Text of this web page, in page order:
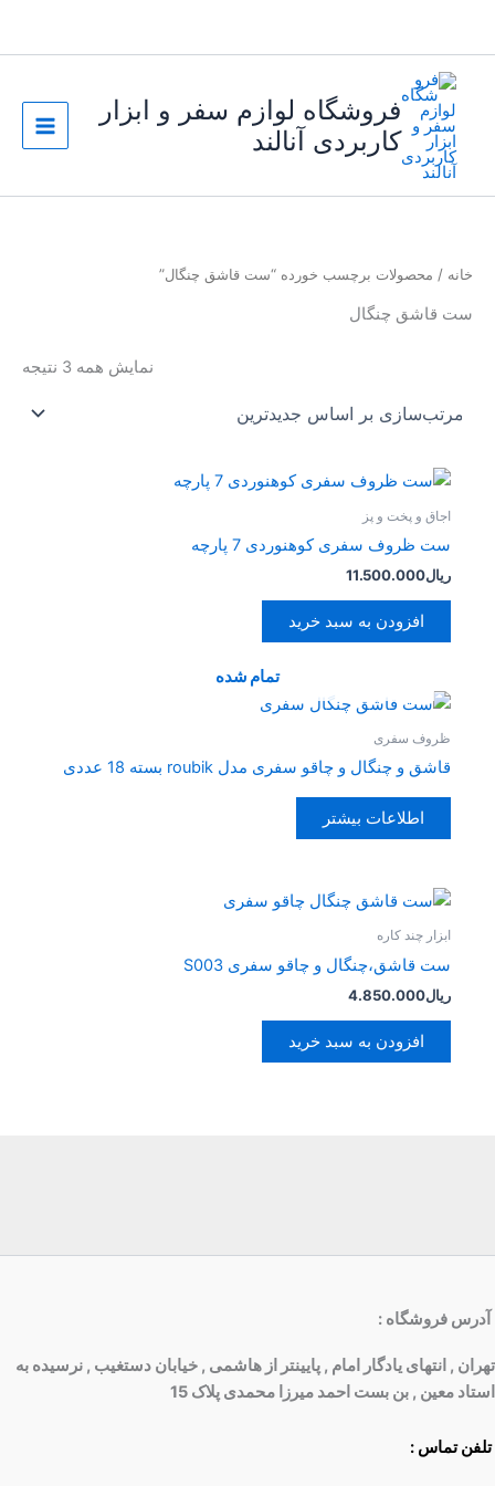
فروشگاه لوازم سفر و ابزار
کاربردی آنالند
خانه / محصولات برچسب خورده “ست قاشق چنگال”
ست قاشق چنگال
نمایش همه 3 نتیجه
اجاق و پخت و پز
ست ظروف سفری کوهنوردی 7 پارچه
ریال11.500.000
افزودن به سبد خرید
تمام شده
ظروف سفری
قاشق و چنگال و چاقو سفری مدل roubik بسته 18 عددی
اطلاعات بیشتر
ابزار چند کاره
ست قاشق،چنگال و چاقو سفری S003
ریال4.850.000
افزودن به سبد خرید
آدرس فروشگاه :
تهران , انتهای یادگار امام , پایینتر از هاشمی , خیابان دستغیب , نرسیده به
استاد معین , بن بست احمد میرزا محمدی پلاک 15
تلفن تماس :